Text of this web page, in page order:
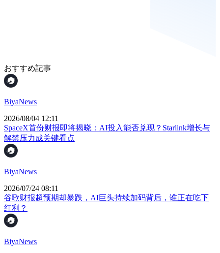
おすすめ記事
BiyaNews
2026/08/04 12:11
SpaceX首份财报即将揭晓：AI投入能否兑现？Starlink增长与
解禁压力成关键看点
BiyaNews
2026/07/24 08:11
谷歌财报超预期却暴跌，AI巨头持续加码背后，谁正在吃下
红利？
BiyaNews